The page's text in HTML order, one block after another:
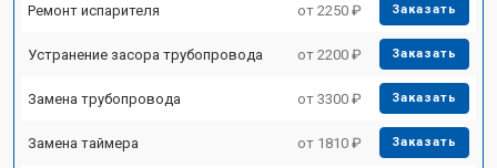
Ремонт испарителя от 2250 ₽ Заказать
Устранение засора трубопровода от 2200 ₽ Заказать
Замена трубопровода от 3300 ₽ Заказать
Замена таймера от 1810 ₽ Заказать